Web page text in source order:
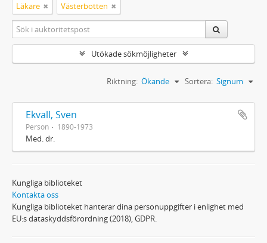
Läkare Västerbotten
Utökade sökmöjligheter
Sortera: Signum
Riktning: Ökande
Ekvall, Sven
Person 1890-1973
Med. dr.
Kungliga biblioteket
Kontakta oss
Kungliga biblioteket hanterar dina personuppgifter i enlighet med
EU:s dataskyddsförordning (2018), GDPR.